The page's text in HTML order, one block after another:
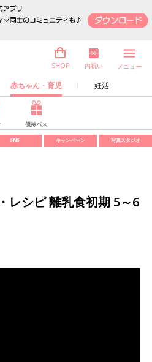
赤ちゃん・育児 妊活
SHOP 内祝い メニュー
優待パス
SNS キャンペーン 写真スタジオ
シピ 離乳食初期 5～6